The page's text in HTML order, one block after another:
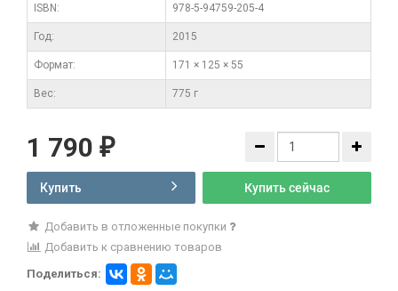
ISBN: 978-5-94759-205-4
Год: 2015
Формат: 171 × 125 × 55
Вес: 775 г
1 790 ₽
Купить Купить сейчас
Добавить в отложенные покупки
Добавить к сравнению товаров
Поделиться: